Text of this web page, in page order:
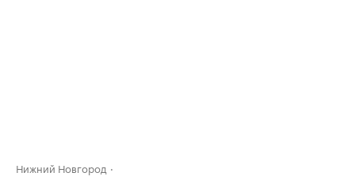
Нижний Новгород